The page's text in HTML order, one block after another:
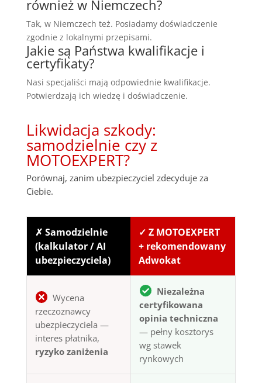
również w Niemczech?
Tak, w Niemczech też. Posiadamy doświadczenie
zgodnie z lokalnymi przepisami.
Jakie są Państwa kwalifikacje i
certyfikaty?
Nasi specjaliści mają odpowiednie kwalifikacje.
Potwierdzają ich wiedzę i doświadczenie.
Likwidacja szkody:
samodzielnie czy z
MOTOEXPERT?
Porównaj, zanim ubezpieczyciel zdecyduje za
Ciebie.
✗ Samodzielnie
(kalkulator / AI
ubezpieczyciela)
✓ Z MOTOEXPERT
+ rekomendowany
Adwokat
Wycena
rzeczoznawcy
ubezpieczyciela —
interes płatnika,
ryzyko zaniżenia
Niezależna
certyfikowana
opinia techniczna
— pełny kosztorys
wg stawek
rynkowych